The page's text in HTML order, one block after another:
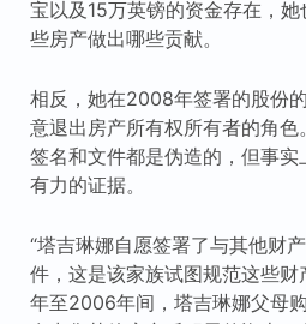
宝以及15万英镑的资金存在，
些房产做出哪些贡献。
相反，她在2008年签署的股份
意退出房产所有权所有者的角
签名和文件都是伪造的，但事
有力的证据。
“塔吉琳娜自愿签署了与其他财
件，这是该家族试图规范这些
年至2006年间，塔吉琳娜父母